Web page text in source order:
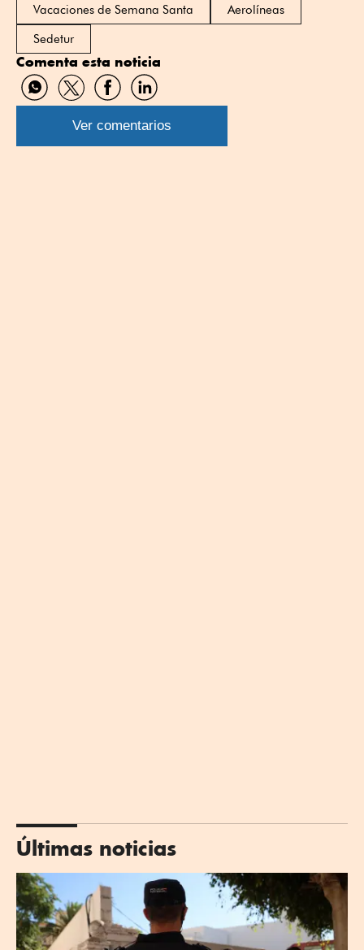
Vacaciones de Semana Santa
Aerolíneas
Sedetur
Comenta esta noticia
Compartir
por
WhatsApp
Compartir
por
Twitter
Compartir
por
Facebook
Compartir
por
Linkedin
Ver comentarios
Últimas noticias